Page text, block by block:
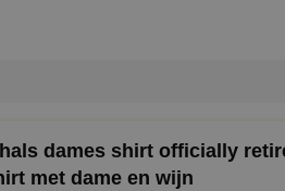
dames shirt officially
met dame en wijn